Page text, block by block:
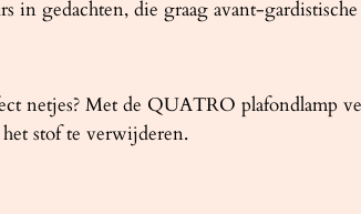
l
in gedachten, die graag avant-
netjes? Met de QUATRO plafondlamp
stof te verwijderen.